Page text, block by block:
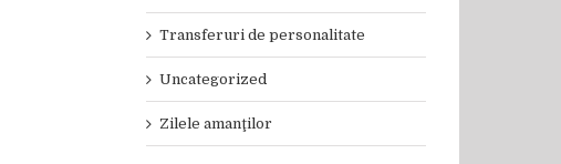
Transferuri de personalitate
Uncategorized
Zilele amanţilor